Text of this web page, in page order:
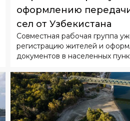
регистрацию жителей и
документов в населенных